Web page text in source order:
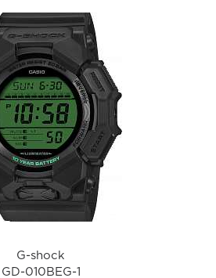
G-shock
GD-010BEG-1
i
G-shock
GD-010BEG-1